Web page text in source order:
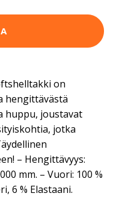
on
hengittävästä
huppu, joustavat
jotka
– Hengittävyys:
mm. – Vuori: 100 %
6 % Elastaani.